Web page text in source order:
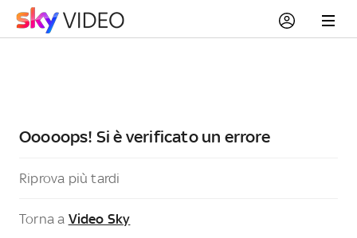
Ooooops! Si è verificato un errore
Riprova più tardi
Torna a Video Sky